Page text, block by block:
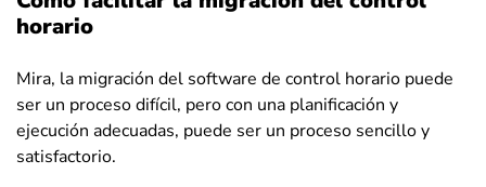
horario
Mira, la migración del software de control horario puede
ser un proceso difícil, pero con una planificación y
ejecución adecuadas, puede ser un proceso sencillo y
satisfactorio.